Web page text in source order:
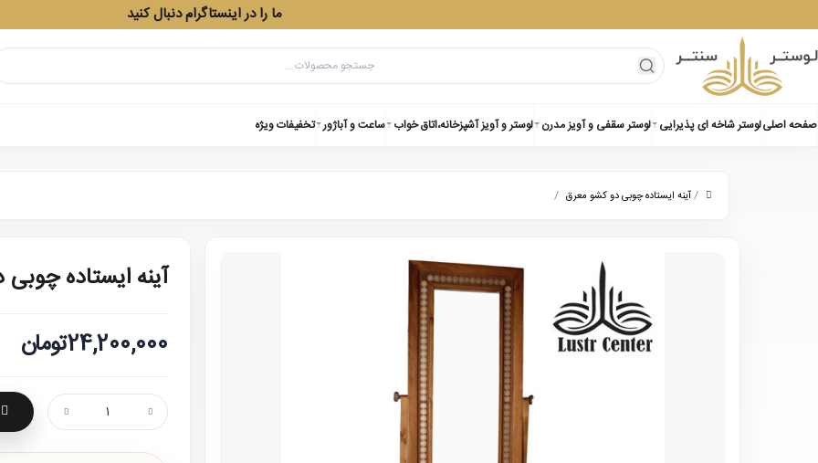
ما را در اینستاگرام دنبال کنید
صفحه اصلیلوستر شاخه ای پذیرایی لوستر سقفی و آویز مدرن لوستر و آویز آشپزخانه،اتاق خواب ساعت و آباژور تخفیفات ویژه
/آینه ایستاده چوبی دو کشو معرق /
آینه ایستاده
24,200,000تومان